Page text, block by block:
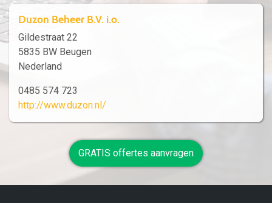
Duzon Beheer B.V. i.o.
Gildestraat 22
5835 BW Beugen
Nederland
0485 574 723
http://www.duzon.nl/
GRATIS offertes aanvragen